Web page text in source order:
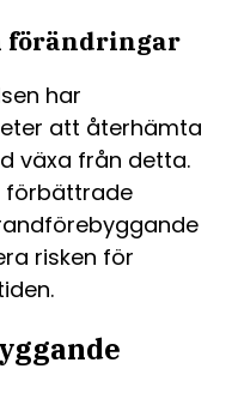
förändringar
har
att återhämta
växa från detta.
förbättrade
risken för